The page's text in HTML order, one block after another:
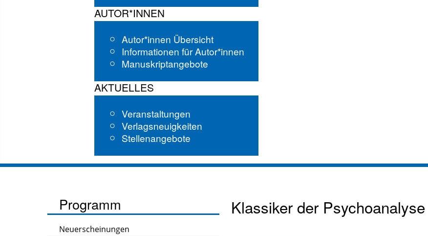
AUTOR*INNEN
Autor*innen Übersicht
Informationen für Autor*innen
Manuskriptangebote
AKTUELLES
Veranstaltungen
Verlagsneuigkeiten
Stellenangebote
Programm
Neuerscheinungen
Klassiker der Psychoanalyse